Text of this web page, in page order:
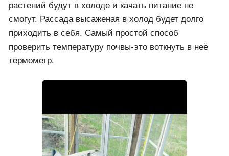
растений будут в холоде и качать питание не
смогут. Рассада высаженая в холод будет долго
приходить в себя. Самый простой способ
проверить температуру почвы-это воткнуть в неё
термометр.